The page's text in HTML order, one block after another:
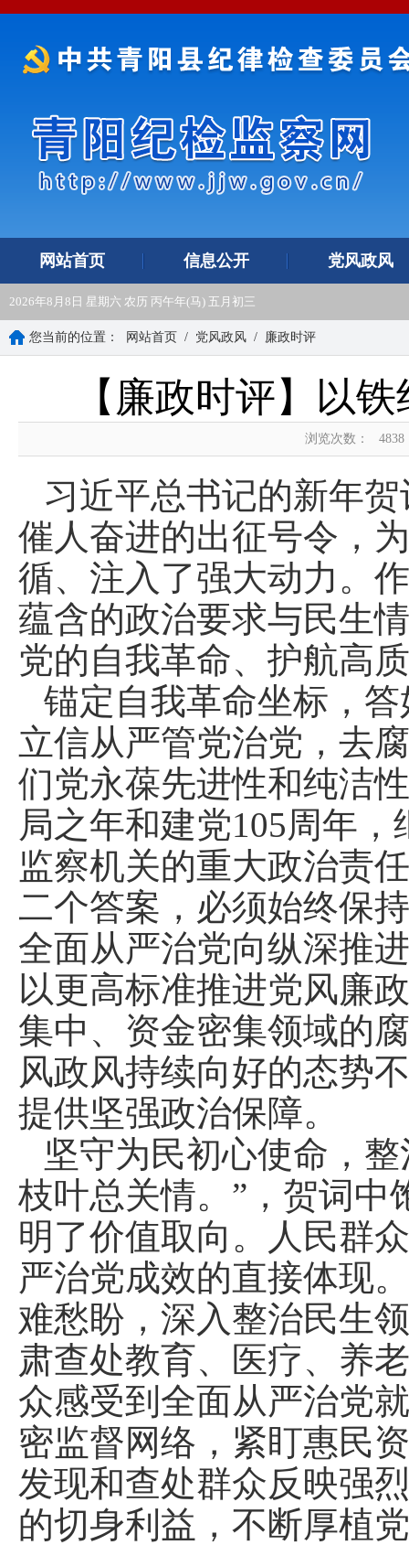
网站首页 信息公开 党风政风
2026年8月8日 星期六 农历 丙午年(马) 五月初三
您当前的位置： 网站首页 / 党风政风 / 廉政时评
【廉政时评】以
浏览次数： 4838
习近平总书记的新年
催人奋进的出征号令，
循、注入了强大动力。
蕴含的政治要求与民生
党的自我革命、护航高
锚定自我革命坐标，
立信从严管党治党，去
们党永葆先进性和纯洁
局之年和建党105周年
监察机关的重大政治责
二个答案，必须始终保
全面从严治党向纵深推
以更高标准推进党风廉
集中、资金密集领域的
风政风持续向好的态势
提供坚强政治保障。
坚守为民初心使命，
枝叶总关情。”，贺词中
明了价值取向。人民群
严治党成效的直接体现
难愁盼，深入整治民生
肃查处教育、医疗、养
众感受到全面从严治党
密监督网络，紧盯惠民
发现和查处群众反映强
的切身利益，不断厚植